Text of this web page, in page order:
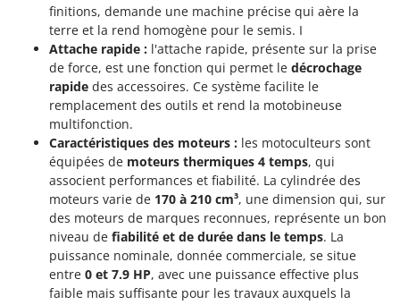
Resto Italia
Ribimex
Ripartrak
Ritter
River Systems
Robomow
Rossofuoco
Rover Pompe
Royal Food
Ryobi
finitions, demande une machine précise qui aère la
terre et la rend homogène pour le semis. I
Attache rapide : l'attache rapide, présente sur la prise
de force, est une fonction qui permet le décrochage
rapide des accessoires. Ce système facilite le
remplacement des outils et rend la motobineuse
multifonction.
Caractéristiques des moteurs : les motoculteurs sont
équipées de moteurs thermiques 4 temps, qui
associent performances et fiabilité. La cylindrée des
moteurs varie de 170 à 210 cm³, une dimension qui, sur
des moteurs de marques reconnues, représente un bon
niveau de fiabilité et de durée dans le temps. La
puissance nominale, donnée commerciale, se situe
entre 0 et 7.9 HP, avec une puissance effective plus
faible mais suffisante pour les travaux auxquels la